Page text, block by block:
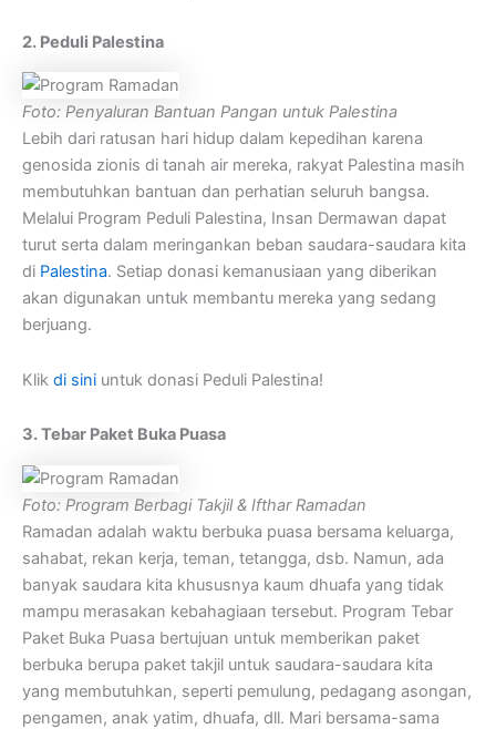
2. Peduli Palestina
Foto: Penyaluran Bantuan Pangan untuk Palestina
Lebih dari ratusan hari hidup dalam kepedihan karena
genosida zionis di tanah air mereka, rakyat Palestina masih
membutuhkan bantuan dan perhatian seluruh bangsa.
Melalui Program Peduli Palestina, Insan Dermawan dapat
turut serta dalam meringankan beban saudara-saudara kita
di Palestina. Setiap donasi kemanusiaan yang diberikan
akan digunakan untuk membantu mereka yang sedang
berjuang.
Klik di sini untuk donasi Peduli Palestina!
3. Tebar Paket Buka Puasa
Foto: Program Berbagi Takjil & Ifthar Ramadan
Ramadan adalah waktu berbuka puasa bersama keluarga,
sahabat, rekan kerja, teman, tetangga, dsb. Namun, ada
banyak saudara kita khususnya kaum dhuafa yang tidak
mampu merasakan kebahagiaan tersebut. Program Tebar
Paket Buka Puasa bertujuan untuk memberikan paket
berbuka berupa paket takjil untuk saudara-saudara kita
yang membutuhkan, seperti pemulung, pedagang asongan,
pengamen, anak yatim, dhuafa, dll. Mari bersama-sama